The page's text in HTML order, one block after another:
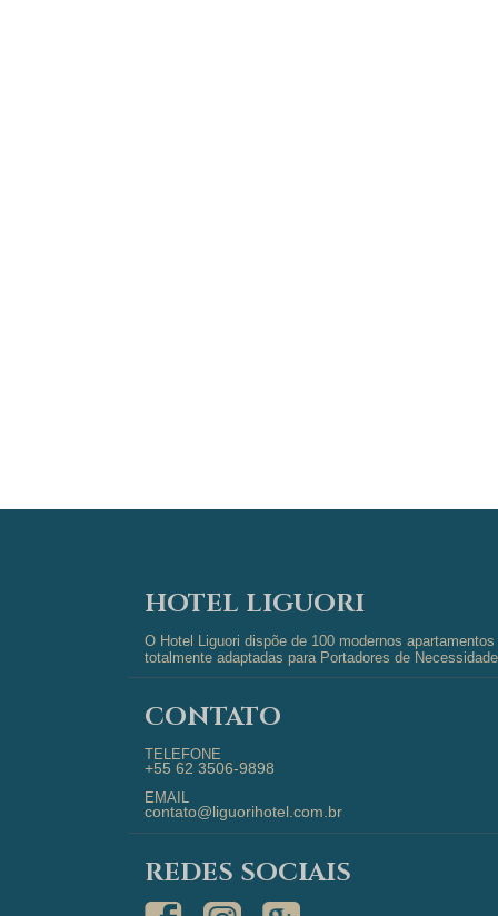
HOTEL LIGUORI
O Hotel Liguori dispõe de 100 modernos
totalmente adaptadas para Portadores de
CONTATO
TELEFONE
+55 62 3506-9898
EMAIL
contato@liguorihotel.com.br
REDES SOCIAIS